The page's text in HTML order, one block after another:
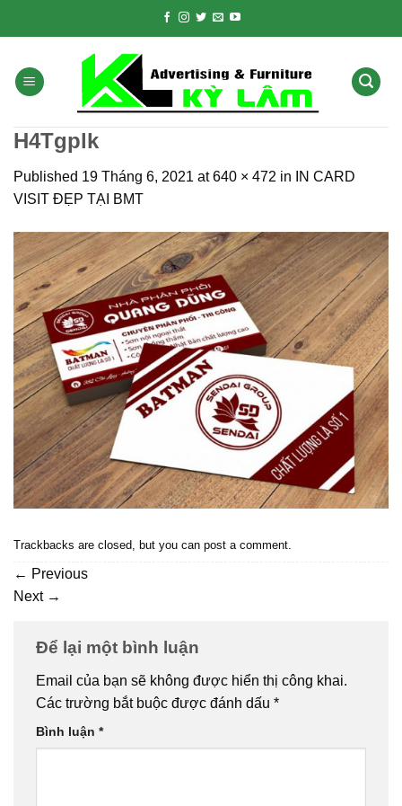
H4Tgplk
Published 19 Tháng 6, 2021 at640 × 472 in
IN CARD
VISIT ĐẸP TẠI BMT
Trackbacks are closed, but you can post a comment
← Previous
Next →
Để lại một bình luận
Email của bạn sẽ không được hiển thị công khai.
Các trường bắt buộc được đánh dấu *
Bình luận *